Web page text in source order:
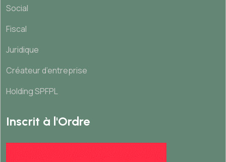
Social
Fiscal
Juridique
Créateur d’entreprise
Holding SPFPL
Inscrit à l'Ordre